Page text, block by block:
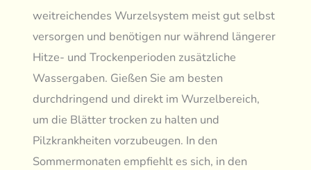
weitreichendes Wurzelsystem meist gut selbst
versorgen und benötigen nur während längerer
Hitze- und Trockenperioden zusätzliche
Wassergaben. Gießen Sie am besten
durchdringend und direkt im Wurzelbereich,
um die Blätter trocken zu halten und
Pilzkrankheiten vorzubeugen. In den
Sommermonaten empfiehlt es sich, in den